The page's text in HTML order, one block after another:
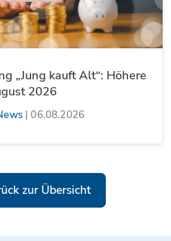
„Jung kauft Alt“: Höhere
2026
| 06.08.2026
zur Übersicht